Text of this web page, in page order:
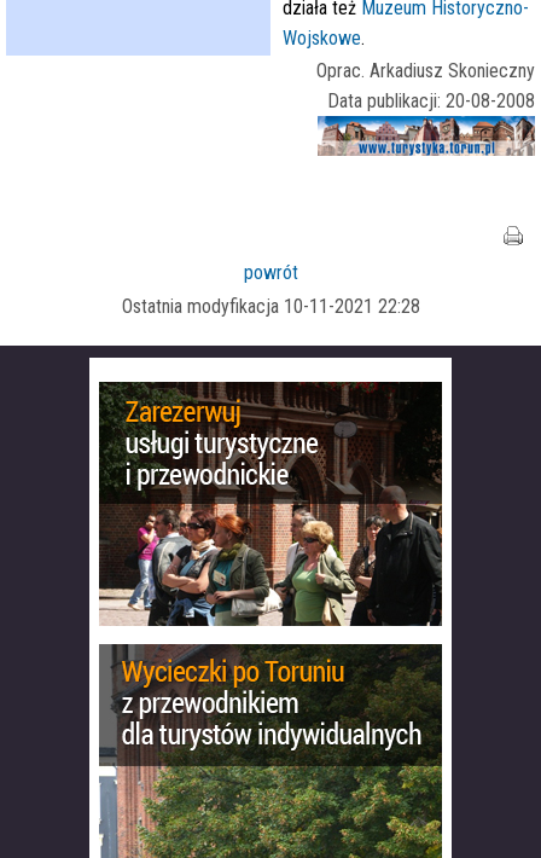
działa też Muzeum Historyczno-
Wojskowe.
Oprac. Arkadiusz Skonieczny
Data publikacji: 20-08-2008
powrót
Ostatnia modyfikacja 10-11-2021 22:28